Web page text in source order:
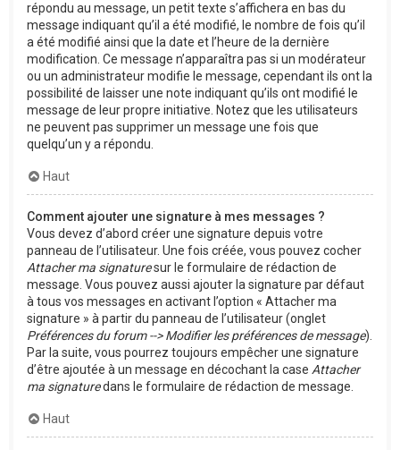
répondu au message, un petit texte s’affichera en bas du
message indiquant qu’il a été modifié, le nombre de fois qu’il
a été modifié ainsi que la date et l’heure de la dernière
modification. Ce message n’apparaîtra pas si un modérateur
ou un administrateur modifie le message, cependant ils ont la
possibilité de laisser une note indiquant qu’ils ont modifié le
message de leur propre initiative. Notez que les utilisateurs
ne peuvent pas supprimer un message une fois que
quelqu’un y a répondu.
Haut
Comment ajouter une signature à mes messages ?
Vous devez d’abord créer une signature depuis votre
panneau de l’utilisateur. Une fois créée, vous pouvez cocher
Attacher ma signaturesur le formulaire de rédaction de
message. Vous pouvez aussi ajouter la signature par défaut
à tous vos messages en activant l’option « Attacher ma
signature » à partir du panneau de l’utilisateur (onglet
Préférences du forum --> Modifier les préférences de message).
Par la suite, vous pourrez toujours empêcher une signature
d’être ajoutée à un message en décochant la case Attacher
ma signaturedans le formulaire de rédaction de message.
Haut